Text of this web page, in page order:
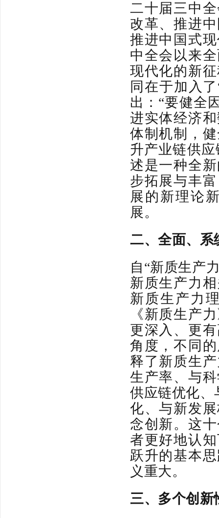
二十届三中
改革、推进
推进中国式
中全会以来
现代化的新
同在于加入
出：“要健全
进实体经济
体制机制，
升产业链供
述是一种全
步拓展与丰
展的新理论
展。
二、全面、 系
自“新质生产
新质生产力
新质生产力
《新质生产
更深入、更
角度，不同
释了新质生
生产率、与
供应链优化、
化、与新发
念创新。这
者更好地认
跃升的基本
义重大。
三、 多个创新